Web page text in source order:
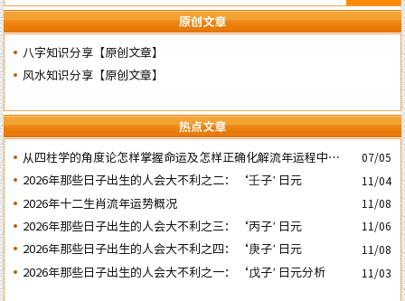
原创文章
八字知识分享【原创文章】
风水知识分享【原创文章】
热点文章
​从四柱学的角度论怎样掌握命运及怎样正确化解流年运程中的灾
祸
07/05
2026年那些日子出生的人会大不利之二：‘壬子’ 日元 11/04
2026年十二生肖流年运势概况 11/08
2026年那些日子出生的人会大不利之三：‘丙子’ 日元 11/06
2026年那些日子出生的人会大不利之四：‘庚子’ 日元 11/08
2026年那些日子出生的人会大不利之一：‘戊子’ 日元分析 11/03